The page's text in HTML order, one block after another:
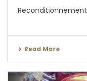
Read More